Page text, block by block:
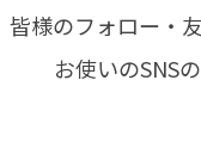
皆様のフォロー・
お使いのSNS